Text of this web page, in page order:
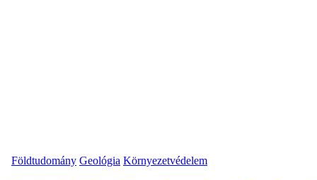
Földtudomány Geológia Környezetvédelem